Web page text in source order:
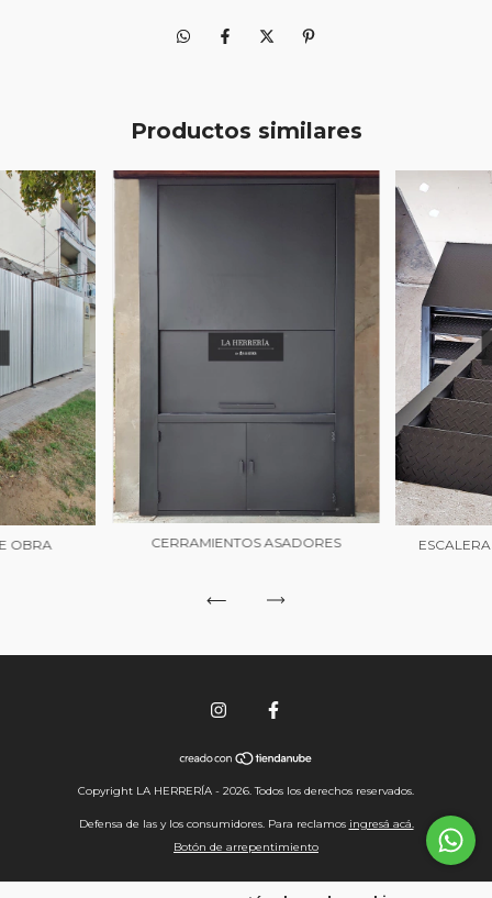
Productos similares
OBRA CERRAMIENTOS ASADORES
Copyright LA HERRERÍA - 2026. Todos los derechos reservados.
Defensa de las y los consumidores. Para reclamos ingresá acá.
Botón de arrepentimiento